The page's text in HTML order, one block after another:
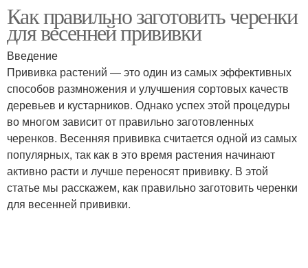
Как правильно заготовить черенки
для весенней прививки
Введение
Прививка растений — это один из самых эффективных
способов размножения и улучшения сортовых качеств
деревьев и кустарников. Однако успех этой процедуры
во многом зависит от правильно заготовленных
черенков. Весенняя прививка считается одной из самых
популярных, так как в это время растения начинают
активно расти и лучше переносят прививку. В этой
статье мы расскажем, как правильно заготовить черенки
для весенней прививки.